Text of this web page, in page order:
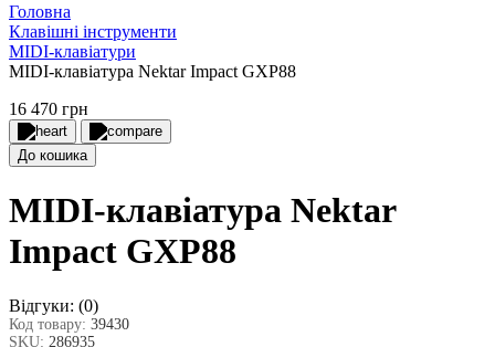
Головна
Клавішні інструменти
MIDI-клавіатури
MIDI-клавіатура Nektar Impact GXP88
16 470 грн
До кошика
MIDI-клавіатура Nektar
Impact GXP88
Відгуки: (0)
Код товару: 39430
SKU: 286935